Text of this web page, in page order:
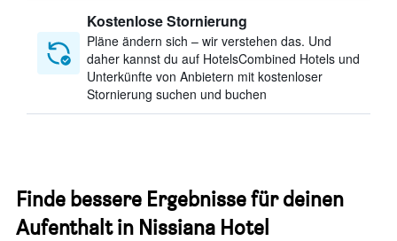
Kostenlose Stornierung
Pläne ändern sich – wir verstehen das. Und
daher kannst du auf HotelsCombined Hotels und
Unterkünfte von Anbietern mit kostenloser
Stornierung suchen und buchen
Finde bessere Ergebnisse für deinen
Aufenthalt in Nissiana Hotel